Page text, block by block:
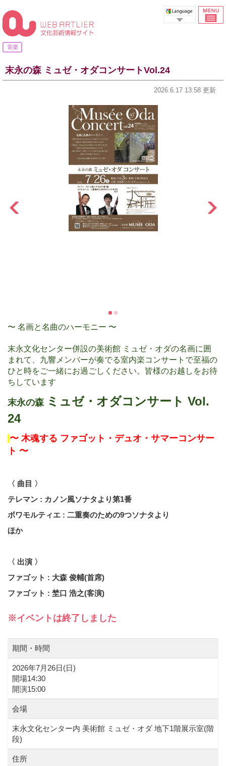
Select Language
音楽
末永の森 ミュゼ・オダコンサートVol.24
2026.6.17 13:58 更新
〜 名画と名曲のハーモニー 〜
末永文化センター併設の美術館 ミュゼ・オダの名画に囲
まれて、九響メンバーが奏でる室内楽コンサートで至福の
ひと時をご一緒にお過ごしください。皆様のお越しをお待
ちしています
末永の森 ミュゼ・オダコンサート Vol.
24
〜 木魂する ファゴット・デュオ・サマーコンサー
ト 〜
〈 曲目 〉
テレマン : カノン風ソナタより第1番
ボワモルティエ : 二重奏のための9つソナタより
ほか
〈 出演 〉
ファゴット : 大森 俊輔(首席)
ファゴット : 埜口 浩之(客演)
※イベントは終了しました
期間・時間
2026年7月26日(日)
開場14:30
開演15:00
会場
末永文化センター内 美術館 ミュゼ・オダ 地下1階展示室(階
段)
住所